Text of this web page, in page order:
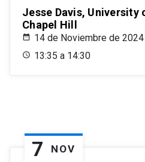
Jesse Davis,
Chapel Hill
14 de Noviembre de 2024
13:35 a 14:30
7 NOV